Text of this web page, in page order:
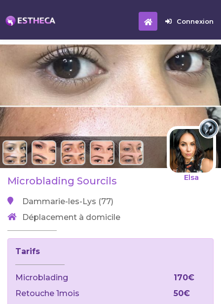
Connexion
Elsa
Microblading Sourcils
Dammarie-les-Lys (77)
Déplacement à domicile
Tarifs
Microblading
170€
Retouche 1mois
50€